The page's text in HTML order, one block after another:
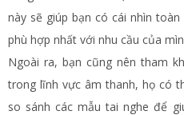
này sẽ giúp bạn có cái nhìn
phù hợp nhất với nhu cầu của
Ngoài ra, bạn cũng nên tham
trong lĩnh vực âm thanh, họ có
so sánh các mẫu tai nghe để